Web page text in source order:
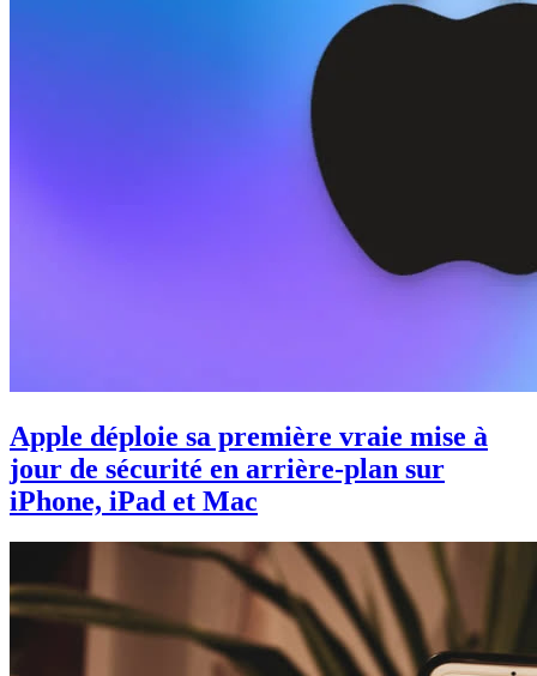
Apple déploie sa première vraie mise à
jour de sécurité en arrière-plan sur
iPhone, iPad et Mac